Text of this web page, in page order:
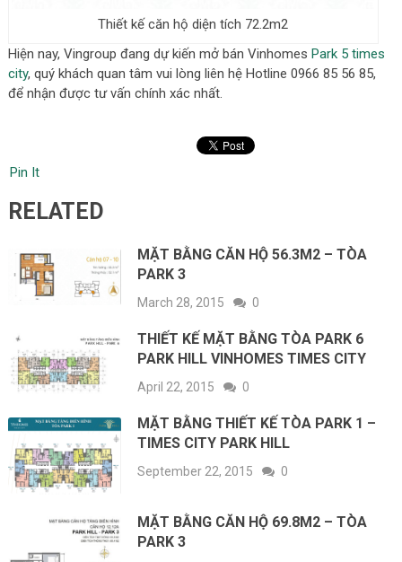
Thiết kế căn hộ diện tích 72.2m2
Hiện nay, Vingroup đang dự kiến mở bán Vinhomes Park 5 times
city, quý khách quan tâm vui lòng liên hệ Hotline 0966 85 56 85,
để nhận được tư vấn chính xác nhất.
Pin It
RELATED
MẶT BẰNG CĂN HỘ 56.3M2 – TÒA
PARK 3
March 28, 2015 0
THIẾT KẾ MẶT BẰNG TÒA PARK 6
PARK HILL VINHOMES TIMES CITY
April 22, 2015 0
MẶT BẰNG THIẾT KẾ TÒA PARK 1 –
TIMES CITY PARK HILL
September 22, 2015 0
MẶT BẰNG CĂN HỘ 69.8M2 – TÒA
PARK 3